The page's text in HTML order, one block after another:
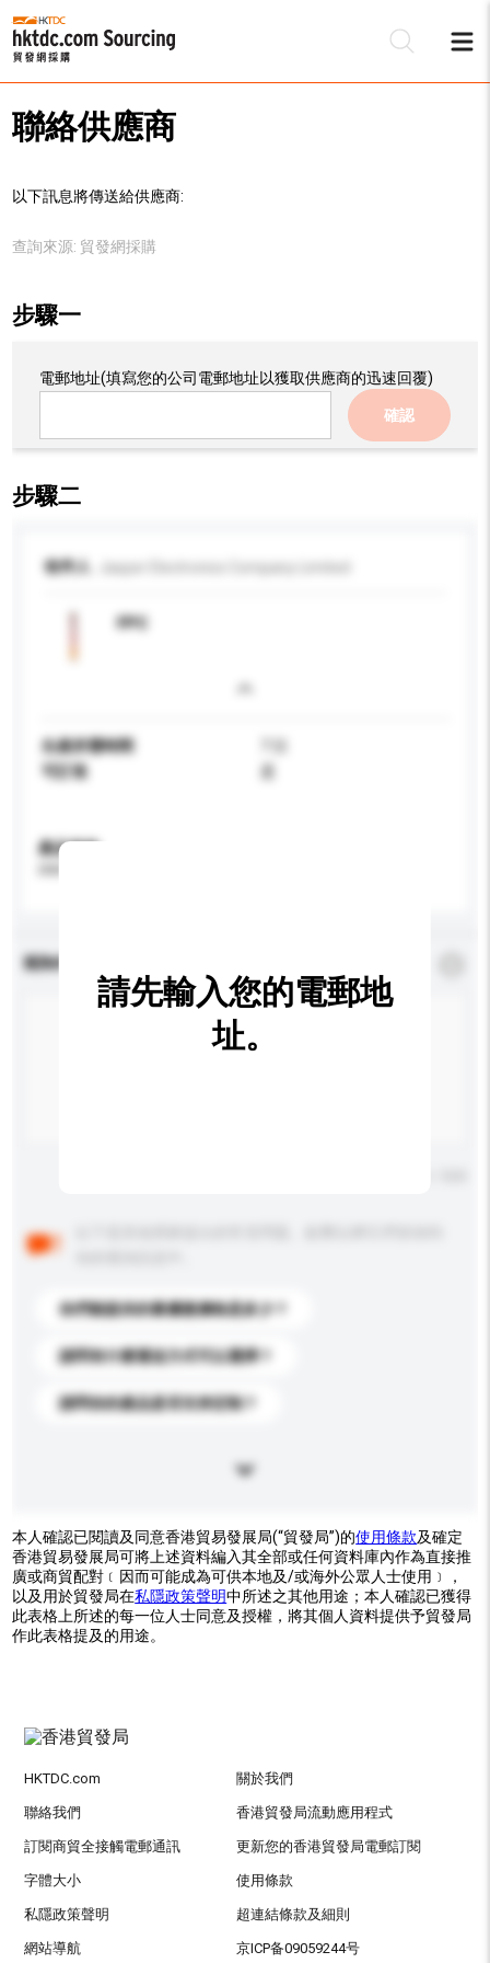
聯絡供應商
以下訊息將傳送給供應商:
查詢來源: 貿發網採購
步驟一
電郵地址(填寫您的公司電郵地址以獲取供應商的迅速回覆)
確認
步驟二
收件人
FPC
生產所需時間
可訂造
是
產品規格
查詢內容
你們能提供的最優惠價格是多少？
請問有什麼運送方式可以選擇？
請問你的產品是否支持定制？
請先輸入您的電郵地
址。
本人確認已閱讀及同意香港貿易發展局(“貿發局”)的使用條款及確定
香港貿易發展局可將上述資料編入其全部或任何資料庫內作為直接推
廣或商貿配對﹝因而可能成為可供本地及/或海外公眾人士使用﹞，
以及用於貿發局在私隱政策聲明中所述之其他用途；本人確認已獲得
此表格上所述的每一位人士同意及授權，將其個人資料提供予貿發局
作此表格提及的用途。
HKTDC.com 關於我們
聯絡我們 香港貿發局流動應用程式
訂閱商貿全接觸電郵通訊 更新您的香港貿發局電郵訂閱
字體大小 使用條款
私隱政策聲明 超連結條款及細則
網站導航 京ICP备09059244号